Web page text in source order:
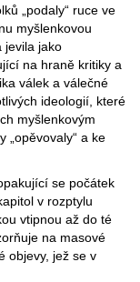
„podaly“ ruce ve
myšlenkovou
jevila jako
na hraně kritiky a
válek a válečné
ideologií, které
myšlenkovým
„opěvovaly“ a ke
se počátek
v rozptylu
vtipnou až do té
na masové
objevy, jež se v